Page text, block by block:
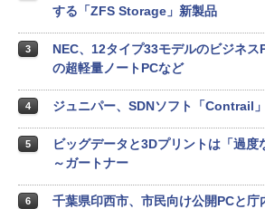
する「ZFS Storage」新製品
3
NEC、12タイプ33モデルのビジネス
の超軽量ノートPCなど
4 ジュニパー、SDNソフト「Contrail
5
ビッグデータと3Dプリントは「過度
～ガートナー
6
千葉県印西市、市民向け公開PCと庁